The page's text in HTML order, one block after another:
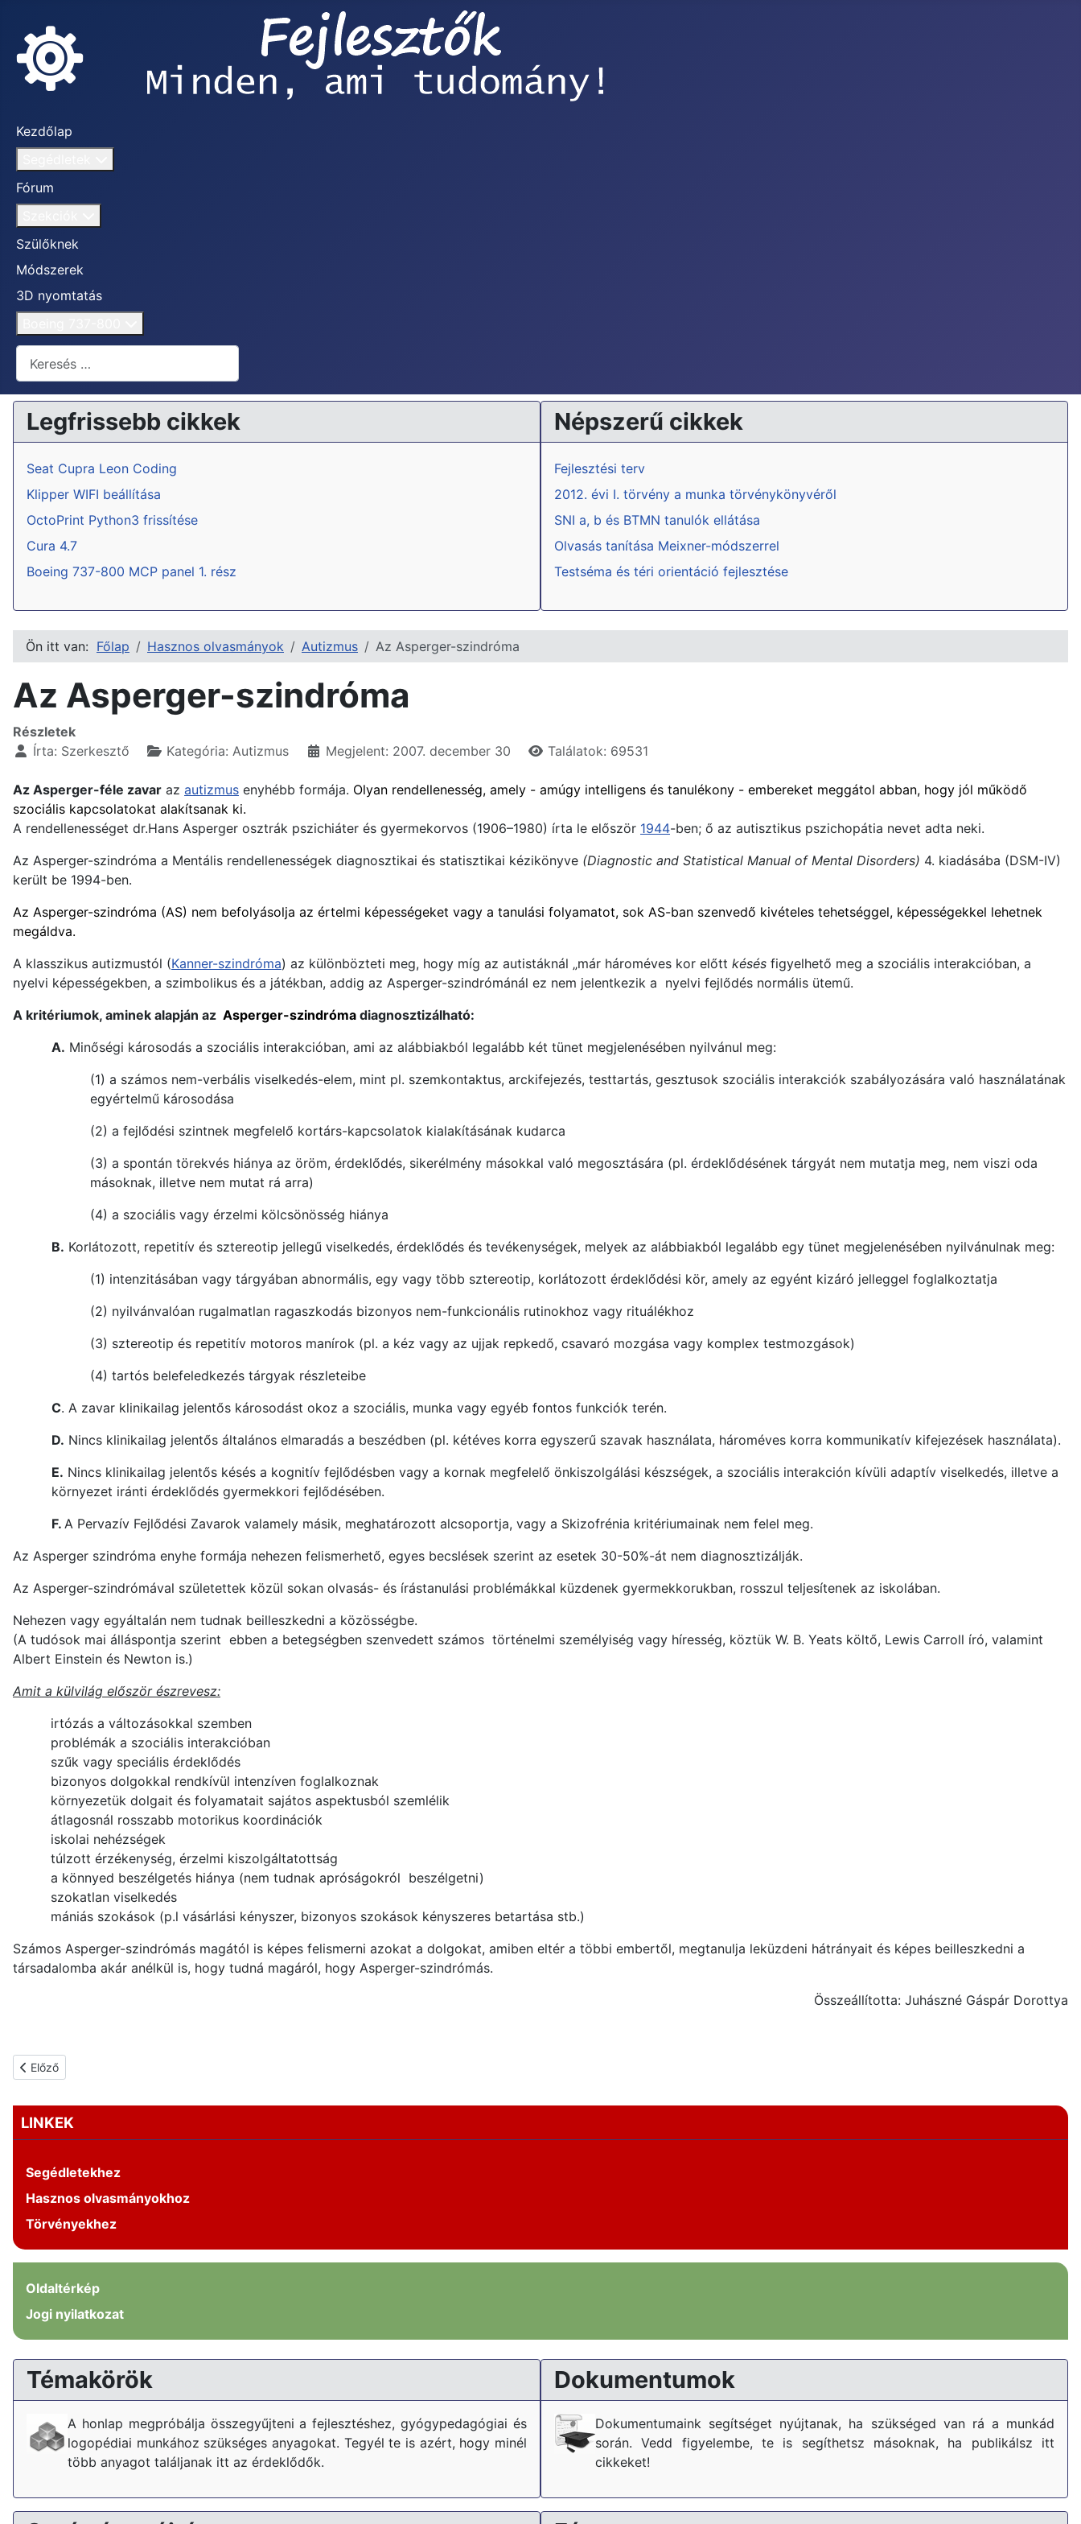
Kezdőlap
Fórum
Szülőknek
Módszerek
3D nyomtatás
Keresés...
Legfrissebb cikkek
Seat Cupra Leon Coding
Klipper WIFI beállítása
OctoPrint Python3 frissítése
Cura 4.7
Boeing 737-800 MCP panel 1. rész
Népszerű cikkek
Fejlesztési terv
2012. évi I. törvény a munka törvénykönyvéről
SNI a, b és BTMN tanulók ellátása
Olvasás tanítása Meixner-módszerrel
Testséma és téri orientáció fejlesztése
LINKEK
Segédletekhez
Hasznos olvasmányokhoz
Törvényekhez
Oldaltérkép
Jogi nyilatkozat
Ön itt van: Főlap Hasznos olvasmányok Autizmus Az Asperger-szindróma
Az Asperger-szindróma
Részletek
Írta: Szerkesztő Kategória: Autizmus Megjelent: 2007. december 30 Találatok: 69531
Az Asperger-féle zavar az autizmus enyhébb formája. Olyan rendellenesség, amely - amúgy intelligens és tanulékony - embereket meggátol abban, hogy jól működő
szociális kapcsolatokat alakítsanak ki.
A rendellenességet dr.Hans Asperger osztrák pszichiáter és gyermekorvos (1906–1980) írta le először 1944-ben; ő az autisztikus pszichopátia nevet adta neki.
Az Asperger-szindróma a Mentális rendellenességek diagnosztikai és statisztikai kézikönyve (Diagnostic and Statistical Manual of Mental Disorders) 4. kiadásába (DSM-IV)
került be 1994-ben.
Az Asperger-szindróma (AS) nem befolyásolja az értelmi képességeket vagy a tanulási folyamatot, sok AS-ban szenvedő kivételes tehetséggel, képességekkel lehetnek
megáldva.
A klasszikus autizmustól (Kanner-szindróma) az különbözteti meg, hogy míg az autistáknál „már hároméves kor előtt késés figyelhető meg a szociális interakcióban, a
nyelvi képességekben, a szimbolikus és a játékban, addig az Asperger-szindrómánál ez nem jelentkezik a nyelvi fejlődés normális ütemű.
A kritériumok, aminek alapján az Asperger-szindróma diagnosztizálható:
A. Minőségi károsodás a szociális interakcióban, ami az alábbiakból legalább két tünet megjelenésében nyilvánul meg:
(1) a számos nem-verbális viselkedés-elem, mint pl. szemkontaktus, arckifejezés, testtartás, gesztusok szociális interakciók szabályozására való használatának
egyértelmű károsodása
(2) a fejlődési szintnek megfelelő kortárs-kapcsolatok kialakításának kudarca
(3) a spontán törekvés hiánya az öröm, érdeklődés, sikerélmény másokkal való megosztására (pl. érdeklődésének tárgyát nem mutatja meg, nem viszi oda
másoknak, illetve nem mutat rá arra)
(4) a szociális vagy érzelmi kölcsönösség hiánya
B. Korlátozott, repetitív és sztereotip jellegű viselkedés, érdeklődés és tevékenységek, melyek az alábbiakból legalább egy tünet megjelenésében nyilvánulnak meg:
(1) intenzitásában vagy tárgyában abnormális, egy vagy több sztereotip, korlátozott érdeklődési kör, amely az egyént kizáró jelleggel foglalkoztatja
(2) nyilvánvalóan rugalmatlan ragaszkodás bizonyos nem-funkcionális rutinokhoz vagy rituálékhoz
(3) sztereotip és repetitív motoros manírok (pl. a kéz vagy az ujjak repkedő, csavaró mozgása vagy komplex testmozgások)
(4) tartós belefeledkezés tárgyak részleteibe
C. A zavar klinikailag jelentős károsodást okoz a szociális, munka vagy egyéb fontos funkciók terén.
D. Nincs klinikailag jelentős általános elmaradás a beszédben (pl. kétéves korra egyszerű szavak használata, hároméves korra kommunikatív kifejezések használata).
E. Nincs klinikailag jelentős késés a kognitív fejlődésben vagy a kornak megfelelő önkiszolgálási készségek, a szociális interakción kívüli adaptív viselkedés, illetve a
környezet iránti érdeklődés gyermekkori fejlődésében.
F. A Pervazív Fejlődési Zavarok valamely másik, meghatározott alcsoportja, vagy a Skizofrénia kritériumainak nem felel meg.
Az Asperger szindróma enyhe formája nehezen felismerhető, egyes becslések szerint az esetek 30-50%-át nem diagnosztizálják.
Az Asperger-szindrómával születettek közül sokan olvasás- és írástanulási problémákkal küzdenek gyermekkorukban, rosszul teljesítenek az iskolában.
Nehezen vagy egyáltalán nem tudnak beilleszkedni a közösségbe.
(A tudósok mai álláspontja szerint ebben a betegségben szenvedett számos történelmi személyiség vagy híresség, köztük W. B. Yeats költő, Lewis Carroll író, valamint
Albert Einstein és Newton is.)
Amit a külvilág először észrevesz:
irtózás a változásokkal szemben
problémák a szociális interakcióban
szűk vagy speciális érdeklődés
bizonyos dolgokkal rendkívül intenzíven foglalkoznak
környezetük dolgait és folyamatait sajátos aspektusból szemlélik
átlagosnál rosszabb motorikus koordinációk
iskolai nehézségek
túlzott érzékenység, érzelmi kiszolgáltatottság
a könnyed beszélgetés hiánya (nem tudnak apróságokról beszélgetni)
szokatlan viselkedés
mániás szokások (p.l vásárlási kényszer, bizonyos szokások kényszeres betartása stb.)
Számos Asperger-szindrómás magától is képes felismerni azokat a dolgokat, amiben eltér a többi embertől, megtanulja leküzdeni hátrányait és képes beilleszkedni a
társadalomba akár anélkül is, hogy tudná magáról, hogy Asperger-szindrómás.
Összeállította: Juhászné Gáspár Dorottya
Előző cikk: Mi az autizmus
Előző
Témakörök
A honlap megpróbálja összegyűjteni a fejlesztéshez, gyógypedagógiai és
logopédiai munkához szükséges anyagokat. Tegyél te is azért, hogy minél
több anyagot találjanak itt az érdeklődők.
Dokumentumok
Dokumentumaink segítséget nyújtanak, ha szükséged van rá a munkád
során. Vedd figyelembe, te is segíthetsz másoknak, ha publikálsz itt
cikkeket!